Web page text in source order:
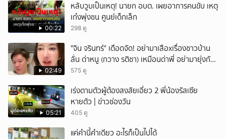
00:22
หลับวูบเป็นเหตุ! นายก อบต. เผยอาการคนขับ เหตุ
เก๋งพุ่งชน ศูนย์เด็กเล็ก
298 ดู
02:49
ั่"จิน จรินทร์" เดือดจัด! อย่ามาเสือxเรื่องชาวบ้าน
ลั่น ด่าหนู (กวาง รติชา) เหมือนด่าพี่ อย่ามายุ่งกับ
คนของผม จบ!!!
575 ดู
05:21
เร่งตามตัวผู้ต้องสงสัยเอี่ยว 2 พี่น้องรัสเซีย
หายตัว | ข่าวช่องวัน
405 ดู
แค่คำนี้คำเดียว อะไรก็เป็นไปได้